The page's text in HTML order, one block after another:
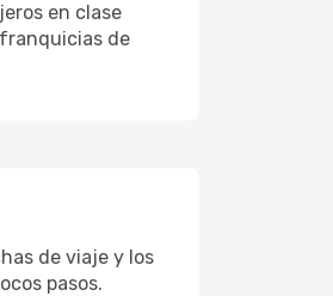
en clase
de
de viaje y los
pasos.